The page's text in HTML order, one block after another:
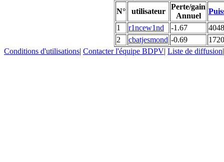
N° utilisateur
Perte/gain
Annuel
1
r1ncew1nd -1.67
4048
2
cbatjesmond -0.69
1720
Conditions d'utilisations| Contacter l'équipe BDPV| Liste de diffusion